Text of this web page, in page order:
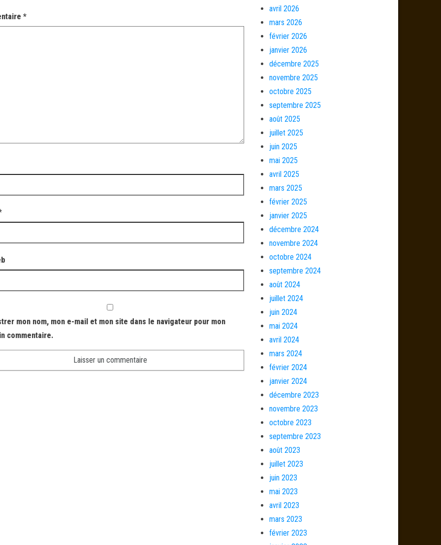
*
mon nom, mon e-mail et mon site dans le navigateur pour mon
commentaire.
avril 2026
mars 2026
février 2026
janvier 2026
décembre 2025
novembre 2025
octobre 2025
septembre 2025
août 2025
juillet 2025
juin 2025
mai 2025
avril 2025
mars 2025
février 2025
janvier 2025
décembre 2024
novembre 2024
octobre 2024
septembre 2024
août 2024
juillet 2024
juin 2024
mai 2024
avril 2024
mars 2024
février 2024
janvier 2024
décembre 2023
novembre 2023
octobre 2023
septembre 2023
août 2023
juillet 2023
juin 2023
mai 2023
avril 2023
mars 2023
février 2023